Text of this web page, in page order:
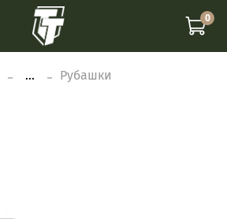
0
... Рубашки